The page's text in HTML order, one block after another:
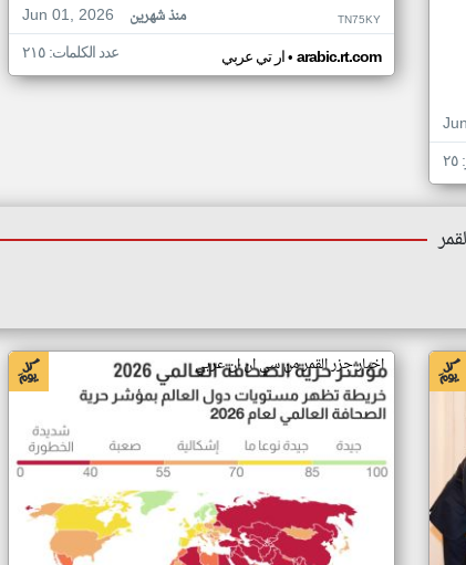
Jun 01, 2026
منذ شهرين TN75KY
ار تي عربي• arabic.rt.com عدد الكلمات: ٢١٥
اخبار جزر القمر من سي ان ان عربي